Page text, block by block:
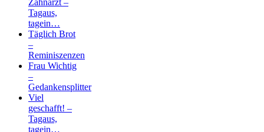
Zahnarzt –
Tagaus,
tagein…
Täglich Brot
–
Reminiszenzen
Frau Wichtig
–
Gedankensplitter
Viel
geschafft! –
Tagaus,
tagein…